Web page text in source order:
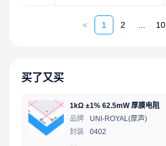
< 1 2 10
买了又买
1kΩ ±1% 62.5mW 厚膜电阻
品牌
UNI-ROYAL(厚声)
封装
0402